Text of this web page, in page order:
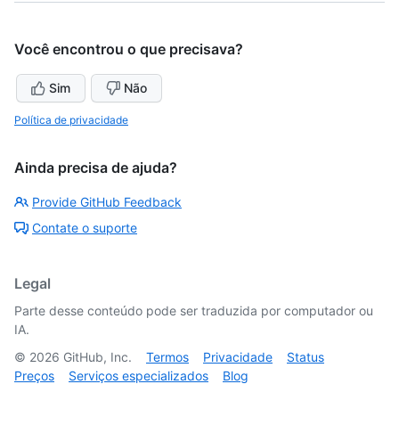
Você encontrou o que precisava?
Sim Não
Política de privacidade
Ainda precisa de ajuda?
Provide GitHub Feedback
Contate o suporte
Legal
Parte desse conteúdo pode ser traduzida por computador ou
IA.
© 2026 GitHub, Inc. Termos Privacidade
Status
Preços
Serviços especializados Blog